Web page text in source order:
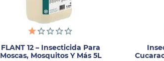
FLANT 12 – Insecticida Para
Moscas, Mosquitos Y Más 5L